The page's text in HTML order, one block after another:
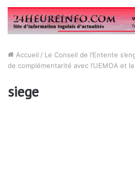
Accueil / Le Conseil de l’Entente
de complémentarité avec l’UEMOA et
siege